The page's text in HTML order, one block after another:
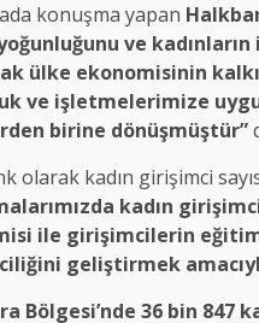
konuşma yapan
ve
ülke ekonomisinin
ve işletmelerimize
birine dönüşmüştür”
olarak kadın girişimci
kadın
ile girişimcilerin eğitim
geliştirmek
Bölgesi’nde 36 bin 847